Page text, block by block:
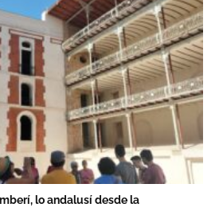
lo andalusí desde la